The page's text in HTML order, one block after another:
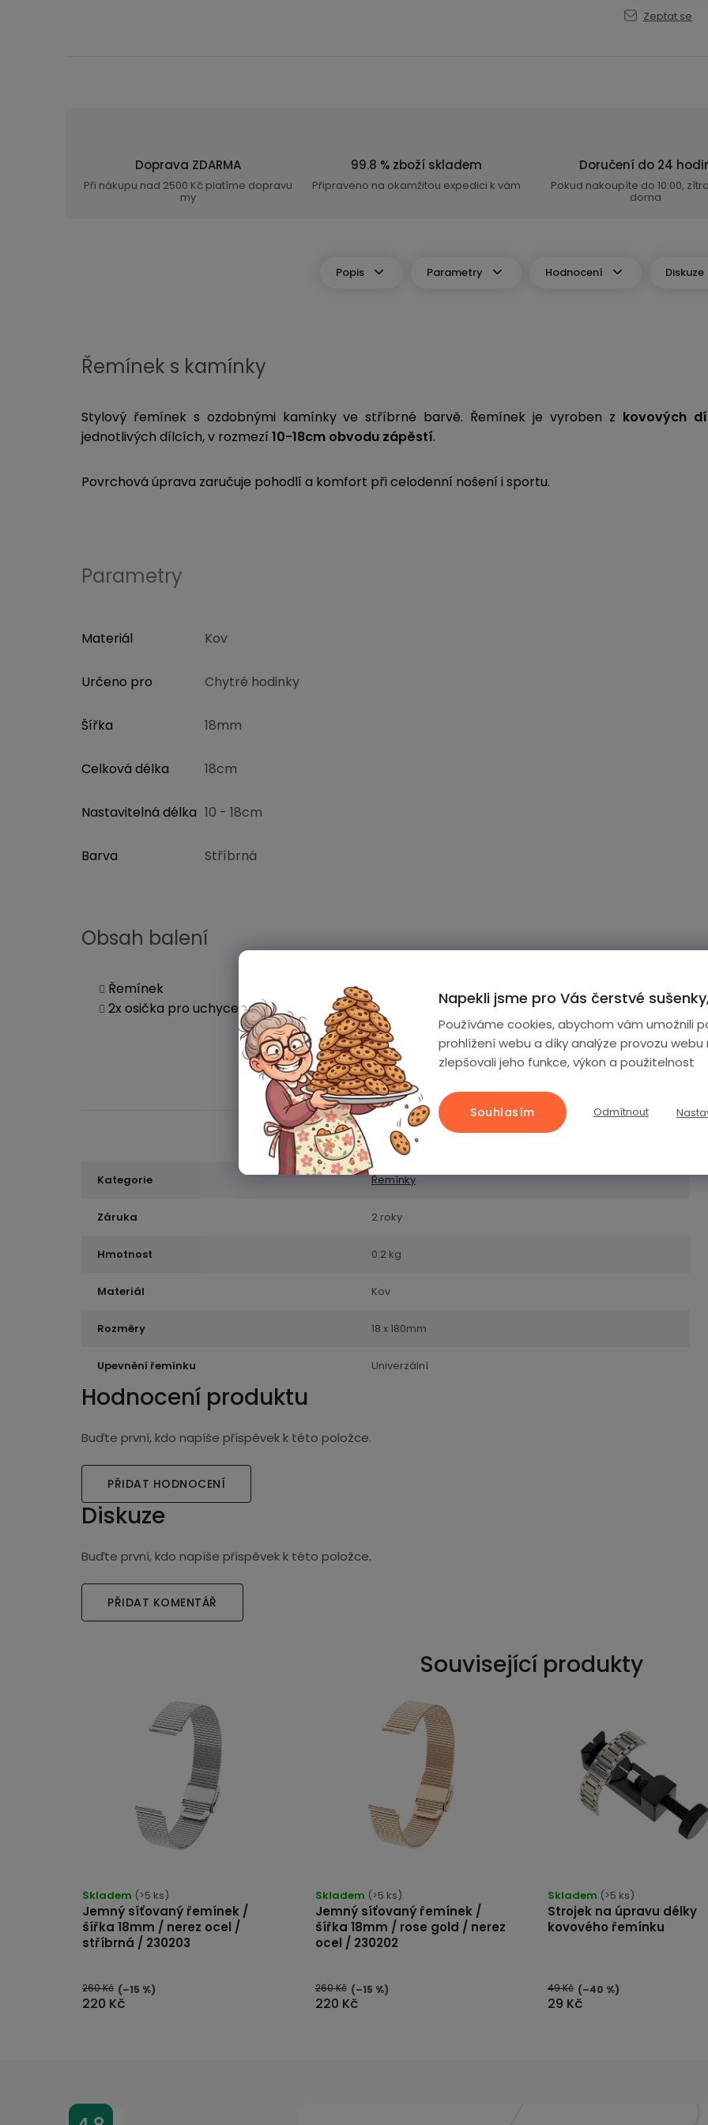
Napekli jsme pro Vás čerstvé
Používáme cookies, abychom vám umožnili
prohlížení webu a díky analýze provozu
zlepšovali jeho funkce, výkon a použitelnost
Odmítnout
Souhlasím
Zeptat se
Doprava ZDARMA
Při nákupu nad 2500 Kč platíme dopravu
my
99.8 % zboží skladem
Připraveno na okamžitou expedici k vám
Doručení do 24
Pokud nakoupíte do 10:00,
doma
Popis Parametry Hodnocení Diskuze
Řemínek s kamínky
Stylový řemínek s ozdobnými kamínky ve stříbrné barvě. Řemínek je vyroben z kovových
jednotlivých dílcích, v rozmezí 10-18cm obvodu zápěstí.
Povrchová úprava zaručuje pohodlí a komfort při celodenní nošení i sportu.
Parametry
Materiál Kov
Určeno pro Chytré hodinky
Šířka 18mm
Celková délka 18cm
Nastavitelná délka 10 - 18cm
Barva Stříbrná
Obsah balení
Řemínek
2x osička pro uchycení
Kategorie Řemínky
Záruka 2 roky
Hmotnost 0.2 kg
Materiál Kov
Rozměry 18 x 180mm
Upevnění řemínku Univerzální
Hodnocení produktu
Buďte první, kdo napíše příspěvek k této položce.
PŘIDAT HODNOCENÍ
Diskuze
Buďte první, kdo napíše příspěvek k této položce.
PŘIDAT KOMENTÁŘ
Související produkty
Jemný síťovaný řemínek /
šířka 18mm / nerez ocel /
stříbrná / 230203
je
5,0
z
5
hvězdiček.
Skladem (>5 ks)
220 Kč
260 Kč (–15 %)
Jemný síťovaný řemínek /
šířka 18mm / rose gold / nerez
ocel / 230202
je
5,0
z
5
hvězdiček.
Skladem (>5 ks)
220 Kč
260 Kč (–15 %)
Strojek na úpravu délky
kovového řemínku
Skladem (>5 ks)
29 Kč
49 Kč (–40 %)